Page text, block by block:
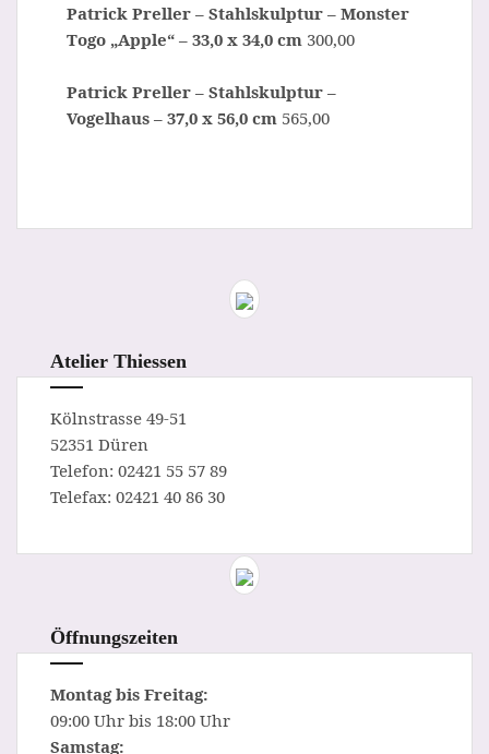
Patrick Preller – Stahlskulptur – Monster
Togo „Apple“ – 33,0 x 34,0 cm 300,00
Patrick Preller – Stahlskulptur –
Vogelhaus – 37,0 x 56,0 cm 565,00
Atelier Thiessen
Kölnstrasse 49-51
52351 Düren
Telefon: 02421 55 57 89
Telefax: 02421 40 86 30
Öffnungszeiten
Montag bis Freitag:
09:00 Uhr bis 18:00 Uhr
Samstag: